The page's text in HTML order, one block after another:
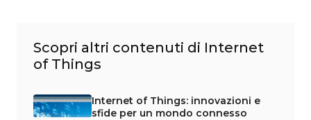
Scopri altri contenuti di Internet
of Things
Internet of Things: innovazioni e
sfide per un mondo connesso